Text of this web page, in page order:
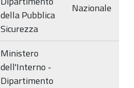
della Pubblica
Sicurezza
Nazionale
Ministero
dell'Interno -
Dipartimento